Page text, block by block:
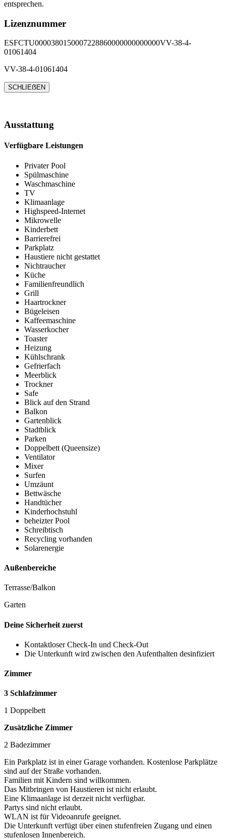
entsprechen.
Lizenznummer
ESFCTU0000380150007228860000000000000VV-38-4-
01061404
VV-38-4-01061404
SCHLIEẞEN
Ausstattung
Verfügbare Leistungen
Privater Pool
Spülmaschine
Waschmaschine
TV
Klimaanlage
Highspeed-Internet
Mikrowelle
Kinderbett
Barrierefrei
Parkplatz
Haustiere nicht gestattet
Nichtraucher
Küche
Familienfreundlich
Grill
Haartrockner
Bügeleisen
Kaffeemaschine
Wasserkocher
Toaster
Heizung
Kühlschrank
Gefrierfach
Meerblick
Trockner
Safe
Blick auf den Strand
Balkon
Gartenblick
Stadtblick
Parken
Doppelbett (Queensize)
Ventilator
Mixer
Surfen
Umzäunt
Bettwäsche
Handtücher
Kinderhochstuhl
beheizter Pool
Schreibtisch
Recycling vorhanden
Solarenergie
Außenbereiche
Terrasse/Balkon
Garten
Deine Sicherheit zuerst
Kontaktloser Check-In und Check-Out
Die Unterkunft wird zwischen den Aufenthalten desinfiziert
Zimmer
3 Schlafzimmer
1 Doppelbett
Zusätzliche Zimmer
2 Badezimmer
Ein Parkplatz ist in einer Garage vorhanden. Kostenlose Parkplätze
sind auf der Straße vorhanden.
Familien mit Kindern sind willkommen.
Das Mitbringen von Haustieren ist nicht erlaubt.
Eine Klimaanlage ist derzeit nicht verfügbar.
Partys sind nicht erlaubt.
WLAN ist für Videoanrufe geeignet.
Die Unterkunft verfügt über einen stufenfreien Zugang und einen
stufenlosen Innenbereich.